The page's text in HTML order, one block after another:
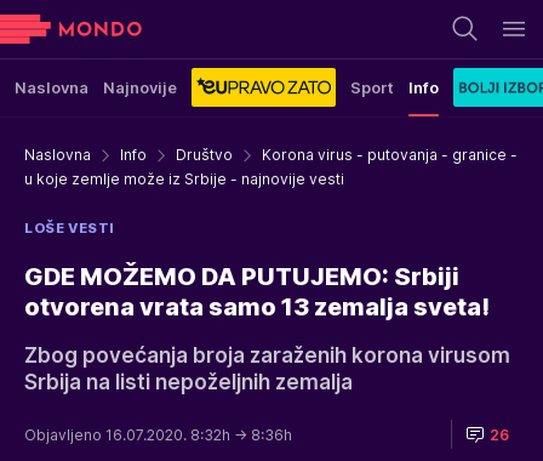
Naslovna Najnovije Sport Info
Naslovna Info Društvo
Korona virus - putovanja - granice -
u koje zemlje može iz Srbije - najnovije vesti
LOŠE VESTI
GDE MOŽEMO DA PUTUJEMO: Srbiji
otvorena vrata samo 13 zemalja sveta!
Zbog povećanja broja zaraženih korona virusom
Srbija na listi nepoželjnih zemalja
Objavljeno 16.07.2020. 8:32h → 8:36h 26